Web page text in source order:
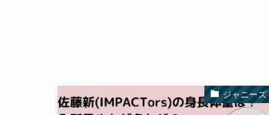
ジャニーズ